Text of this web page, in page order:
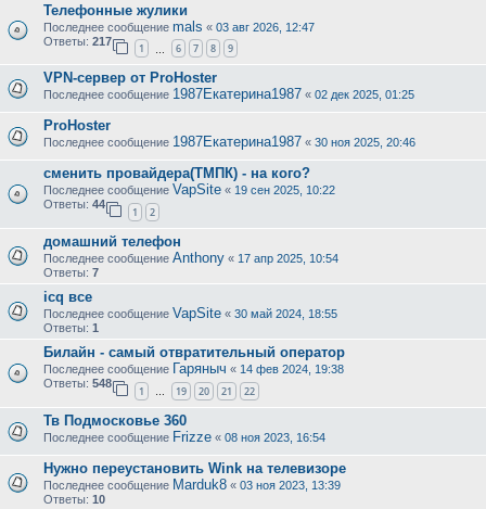
Телефонные жулики
Последнее сообщение mals « 03 авг 2026, 12:47
Ответы: 217
1 6 7 8 9
VPN-сервер от ProHoster
Последнее сообщение 1987Екатерина1987 « 02 дек 2025, 01:25
ProHoster
Последнее сообщение 1987Екатерина1987 « 30 ноя 2025, 20:46
сменить провайдера(ТМПК) - на кого?
Последнее сообщение VapSite « 19 сен 2025, 10:22
Ответы: 44
1 2
домашний телефон
Последнее сообщение Anthony « 17 апр 2025, 10:54
Ответы: 7
icq все
Последнее сообщение VapSite « 30 май 2024, 18:55
Ответы: 1
Билайн - самый отвратительный оператор
Последнее сообщение Гаряныч « 14 фев 2024, 19:38
Ответы: 548
1 … 19 20 21 22
Тв Подмосковье 360
Последнее сообщение Frizze « 08 ноя 2023, 16:54
Нужно переустановить Wink на телевизоре
Последнее сообщение Marduk8 « 03 ноя 2023, 13:39
Ответы: 10